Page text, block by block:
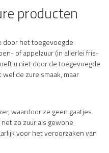
producten
door het toegevoegde
of appelzuur (in allerlei fris-
u niet door de toegevoegde
de zure smaak, maar
waardoor ze geen gaatjes
zo zuur als gewone
voor het veroorzaken van